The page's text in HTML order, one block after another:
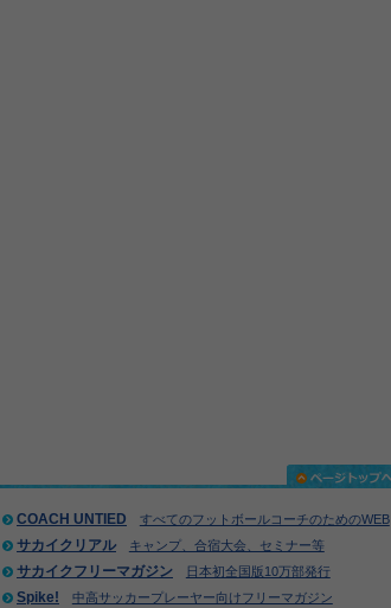
COACH UNTIED すべてのフットボールコーチのためのWEB
サカイクリアル キャンプ、合宿大会、セミナー等
サカイクフリーマガジン 日本初全国版10万部発行
Spike! 中高サッカープレーヤー向けフリーマガジン